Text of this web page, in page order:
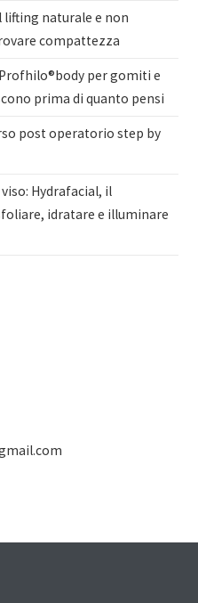
lifting naturale e non
compattezza
per gomiti e
prima di quanto pensi
post operatorio step by
Hydrafacial, il
idratare e illuminare